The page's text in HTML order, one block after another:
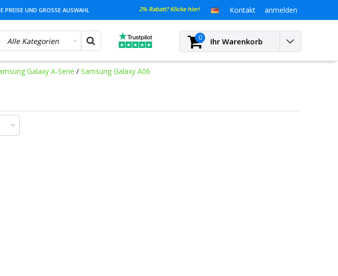
PREISE UND GROSSE AUSWAHL 2% Rabatt? Klicke hier! Kontakt anmelden
0 Ihr Warenkorb
Galaxy A-Serie / Samsung Galaxy A06